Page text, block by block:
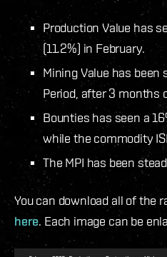
Production Value has
(11.2%) in February.
Mining Value has been
Period, after 3 months
Bounties has seen a
while the commodity
The MPI has been
You can download all of the
here. Each image can be